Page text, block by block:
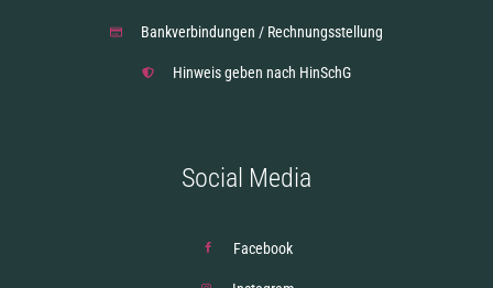
Bankverbindungen / Rechnungsstellung
Hinweis geben nach HinSchG
Social Media
Facebook